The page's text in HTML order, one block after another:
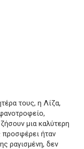
τους, η Λίζα,
μια καλύτερη
ήταν
ραγισμένη, δεν